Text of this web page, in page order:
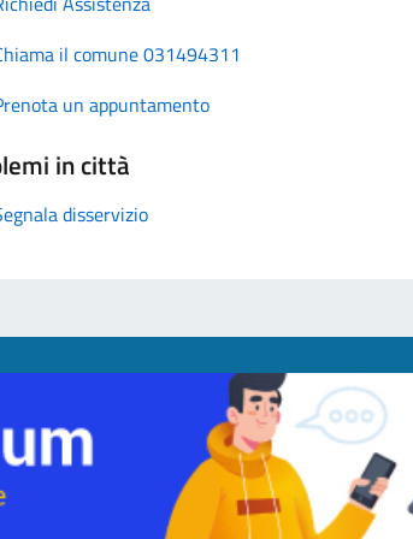
il comune 031494311
un appuntamento
in città
disservizio